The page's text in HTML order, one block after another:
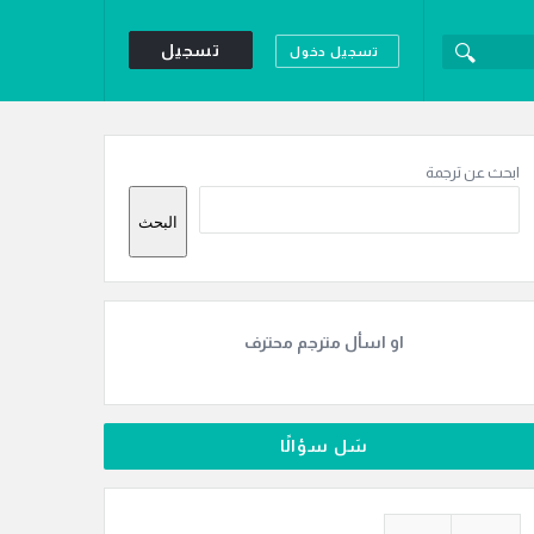
تسجيل دخول تسجيل
الجانبية
ابحث عن ترجمة
البحث
او اسأل مترجم محترف
سَل سؤالًا